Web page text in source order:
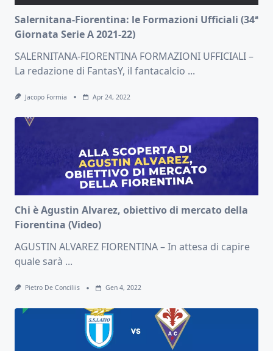
Salernitana-Fiorentina: le Formazioni Ufficiali (34ª
Giornata Serie A 2021-22)
SALERNITANA-FIORENTINA FORMAZIONI UFFICIALI –
La redazione di FantasY, il fantacalcio ...
Jacopo Formia Apr 24, 2022
Chi è Agustin Alvarez, obiettivo di mercato della
Fiorentina (Video)
AGUSTIN ALVAREZ FIORENTINA – In attesa di capire
quale sarà ...
Pietro De Conciliis Gen 4, 2022